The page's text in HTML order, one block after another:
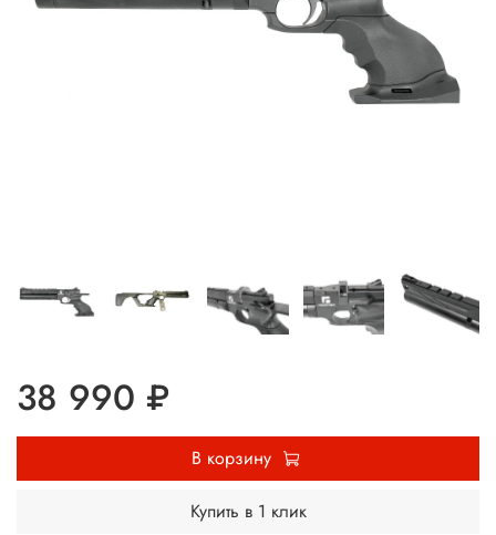
38 990 ₽
В корзину
Купить в 1 клик